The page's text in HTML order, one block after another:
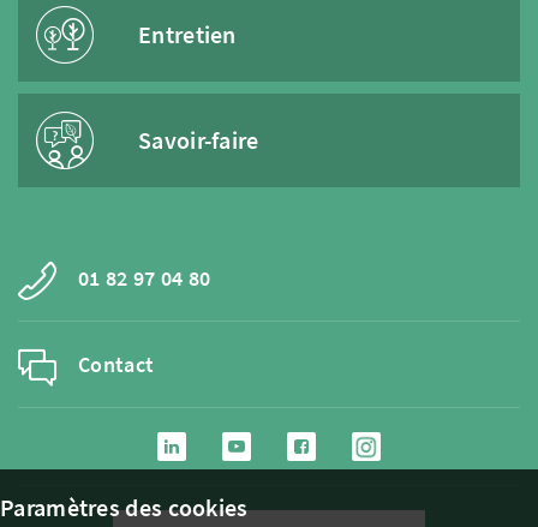
Entretien
Savoir-faire
01 82 97 04 80
Contact
Paramètres des cookies